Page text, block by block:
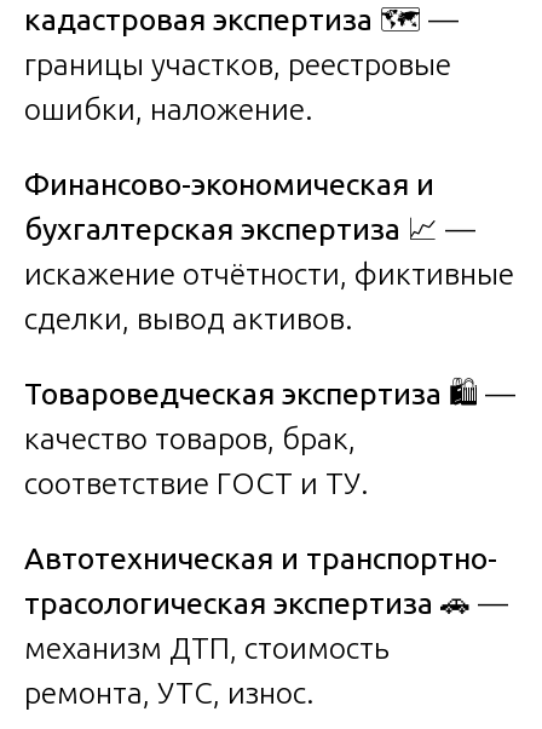
кадастровая экспертиза 🗺️ —
границы участков, реестровые
ошибки, наложение.
Финансово-экономическая и
бухгалтерская экспертиза 📈 —
искажение отчётности, фиктивные
сделки, вывод активов.
Товароведческая экспертиза 🛍️ —
качество товаров, брак,
соответствие ГОСТ и ТУ.
Автотехническая и транспортно-
трасологическая экспертиза 🚗 —
механизм ДТП, стоимость
ремонта, УТС, износ.